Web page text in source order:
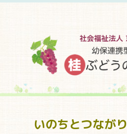
いのちとつながり